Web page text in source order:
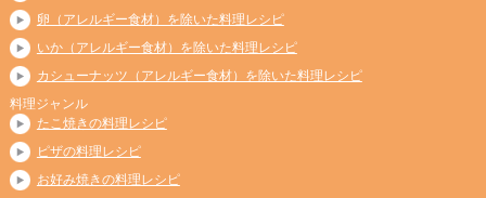
卵（アレルギー食材）を除いた料理レシピ
いか（アレルギー食材）を除いた料理レシピ
カシューナッツ（アレルギー食材）を除いた料理レシピ
料理ジャンル
たこ焼きの料理レシピ
ピザの料理レシピ
お好み焼きの料理レシピ